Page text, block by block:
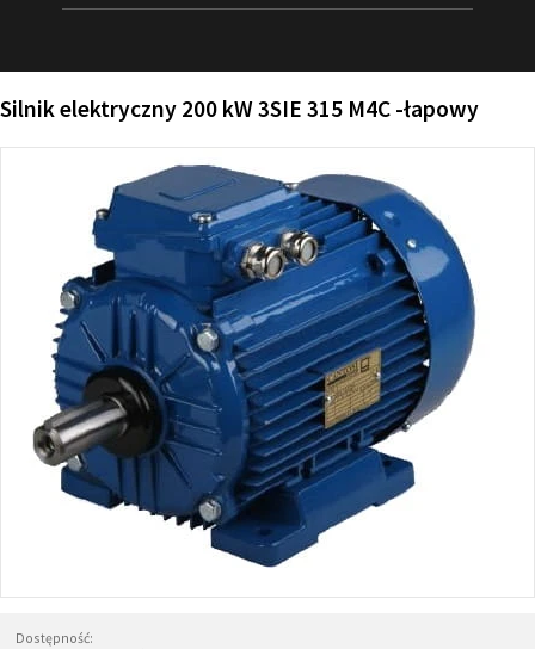
Silnik elektryczny 200 kW 3SIE 315 M4C -łapowy
Dostępność: